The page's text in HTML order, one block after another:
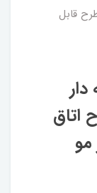
استپ دار ضد سر (فرش ارزان) (۱۲۰۰ طرح قابل
دار
اتاق